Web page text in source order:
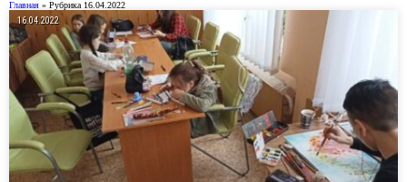
Главная » Рубрика 16.04.2022
16.04.2022